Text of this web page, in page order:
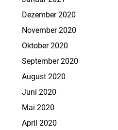
Dezember 2020
November 2020
Oktober 2020
September 2020
August 2020
Juni 2020
Mai 2020
April 2020